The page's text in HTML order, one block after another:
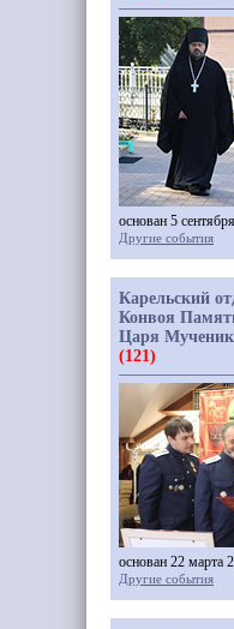
основан 5
Другие события
Карельский
Конвоя
Царя
(121)
основан 22 марта
Другие события